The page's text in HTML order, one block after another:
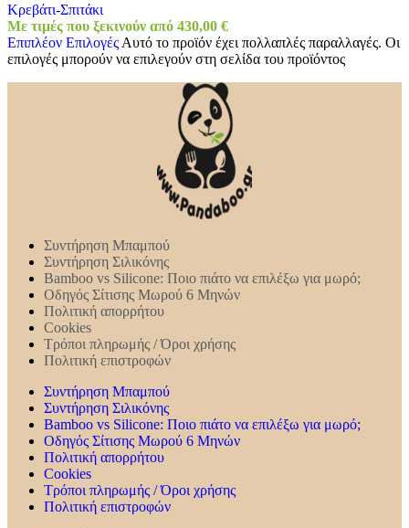
Κρεβάτι-Σπιτάκι
Με τιμές που ξεκινούν από 430,00 €
Επιπλέον Επιλογές Αυτό το προϊόν έχει πολλαπλές παραλλαγές. Οι
επιλογές μπορούν να επιλεγούν στη σελίδα του προϊόντος
Συντήρηση Mπαμπού
Συντήρηση Σιλικόνης
Bamboo vs Silicone: Ποιο πιάτο να επιλέξω για μωρό;
Οδηγός Σίτισης Μωρού 6 Μηνών
Πολιτική απορρήτου
Cookies
Τρόποι πληρωμής / Όροι χρήσης
Πολιτική επιστροφών
Συντήρηση Mπαμπού
Συντήρηση Σιλικόνης
Bamboo vs Silicone: Ποιο πιάτο να επιλέξω για μωρό;
Οδηγός Σίτισης Μωρού 6 Μηνών
Πολιτική απορρήτου
Cookies
Τρόποι πληρωμής / Όροι χρήσης
Πολιτική επιστροφών